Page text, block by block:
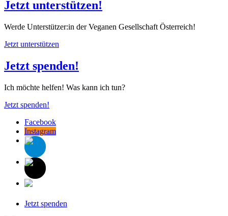
Jetzt unterstützen!
Werde Unterstützer:in der Veganen Gesellschaft Österreich!
Jetzt unterstützen
Jetzt spenden!
Ich möchte helfen! Was kann ich tun?
Jetzt spenden!
Facebook
Instagram
Jetzt spenden